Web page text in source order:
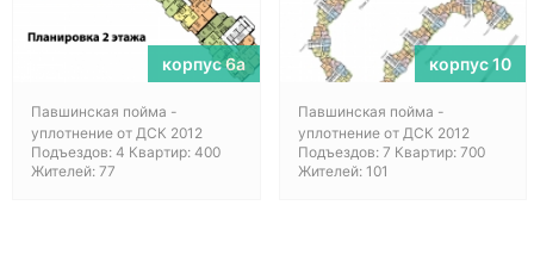
корпус 6а
Павшинская пойма -
уплотнение от ДСК 2012
Подъездов: 4 Квартир: 400
Жителей: 77
корпус 10
Павшинская пойма -
уплотнение от ДСК 2012
Подъездов: 7 Квартир: 700
Жителей: 101